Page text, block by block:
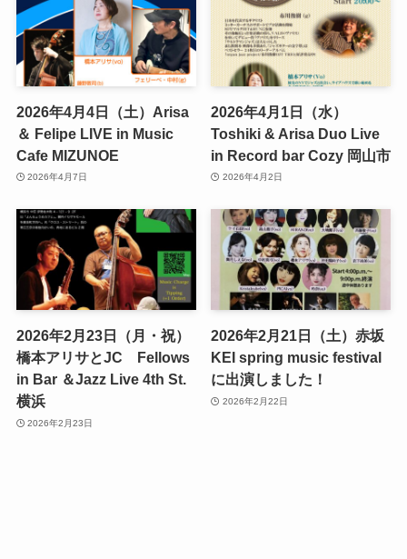
2026年4月4日（土）Arisa
＆ Felipe LIVE in Music
Cafe MIZUNOE
2026年4月7日
2026年4月1日（水）
Toshiki & Arisa Duo Live
in Record bar Cozy 岡山市
2026年4月2日
2026年2月23日（月・祝）
橋本アリサとJC Fellows
in Bar ＆Jazz Live 4th St.
横浜
2026年2月23日
2026年2月21日（土）赤坂
KEI spring music festival
に出演しました！
2026年2月22日